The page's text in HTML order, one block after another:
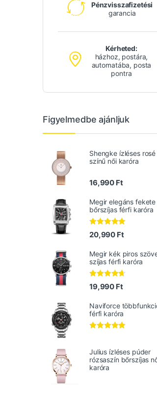
Pénzvisszafizetési
garancia
Kérheted:
házhoz, postára,
automatába, posta
pontra
Figyelmedbe ajánljuk
Shengke ízléses
színű női karóra
16,990 Ft
Megir elegáns fekete
bőrszíjas férfi karóra
Értékelés:
5.00/ 5
20,990 Ft
Megir kék piros
szíjas férfi karóra
Értékelés:
4.50/ 5
19,990 Ft
Naviforce
férfi karóra
Julius ízléses púder
rózsaszín bőrszíjas
karóra